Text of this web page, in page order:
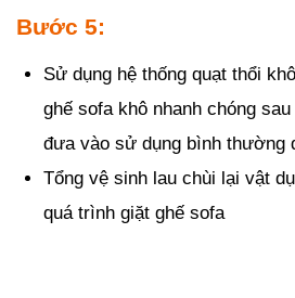
Bước 5:
Sử dụng hệ thống quạt thổi
ghế sofa khô nhanh chóng
đưa vào sử dụng bình thường
Tổng vệ sinh lau chùi lại vật
quá trình giặt ghế sofa